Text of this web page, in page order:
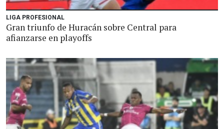
LIGA PROFESIONAL
Gran triunfo de Huracán sobre Central para
afianzarse en playoffs